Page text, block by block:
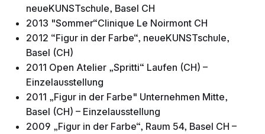
neueKUNSTschule, Basel CH
2013 "Sommer“Clinique Le Noirmont CH
2012 “Figur in der Farbe“, neueKUNSTschule,
Basel (CH)
2011 Open Atelier „Spritti“ Laufen (CH) –
Einzelausstellung
2011 „Figur in der Farbe" Unternehmen Mitte,
Basel (CH) – Einzelausstellung
2009 „Figur in der Farbe“, Raum 54, Basel CH –